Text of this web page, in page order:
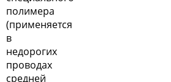
полимера
(применяется
в
недорогих
проводах
средней